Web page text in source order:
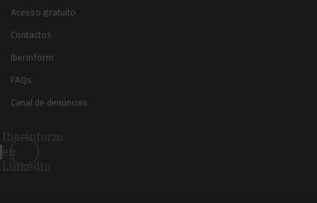
Acesso gratuito
Contactos
Iberinform
FAQs
Canal de denúncias
Iberinform
en
Linkedin